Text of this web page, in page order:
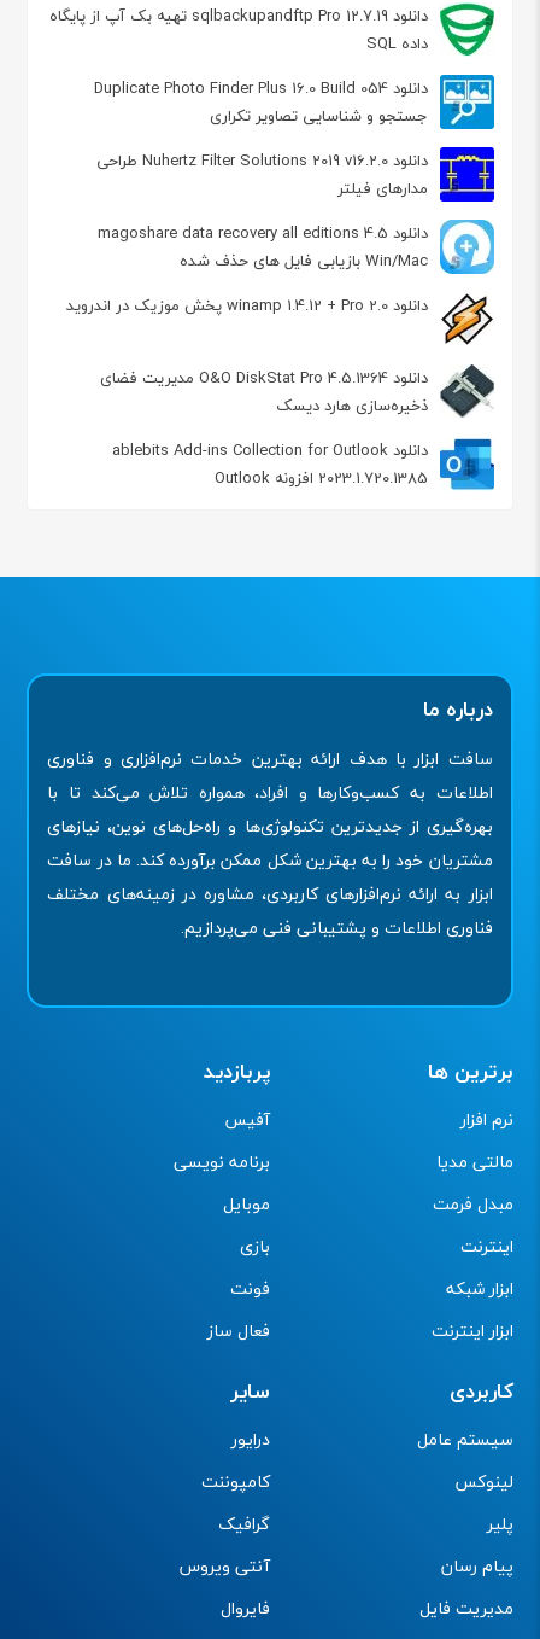
دانلود sqlbackupandftp Pro 12.7.19 تهیه بک آپ از پایگاه
داده SQL
دانلود Duplicate Photo Finder Plus 16.0 Build 054
جستجو و شناسایی تصاویر تکراری
دانلود Nuhertz Filter Solutions 2019 v16.2.0 طراحی
مدارهای فیلتر
دانلود magoshare data recovery all editions 4.5
Win/Mac بازیابی فایل های حذف شده
دانلود winamp 1.4.12 + Pro 2.0 پخش موزیک در اندروید
دانلود O&O DiskStat Pro 4.5.1364 مدیریت فضای
ذخیره‌سازی هارد دیسک
دانلود ablebits Add-ins Collection for Outlook
2023.1.720.1385 افزونه Outlook
درباره ما
سافت ابزار با هدف ارائه بهترین خدمات نرم‌افزاری و فناوری
اطلاعات به کسب‌وکارها و افراد، همواره تلاش می‌کند تا با
بهره‌گیری از جدیدترین تکنولوژی‌ها و راه‌حل‌های نوین، نیازهای
مشتریان خود را به بهترین شکل ممکن برآورده کند. ما در سافت
ابزار به ارائه نرم‌افزارهای کاربردی، مشاوره در زمینه‌های مختلف
فناوری اطلاعات و پشتیبانی فنی می‌پردازیم.
برترین ها
نرم افزار
مالتی مدیا
مبدل فرمت
اینترنت
ابزار شبکه
ابزار اینترنت
پربازدید
آفیس
برنامه نویسی
موبایل
بازی
فونت
فعال ساز
کاربردی
سیستم عامل
لینوکس
پلیر
پیام رسان
مدیریت فایل
سایر
درایور
کامپوننت
گرافیک
آنتی ویروس
فایروال